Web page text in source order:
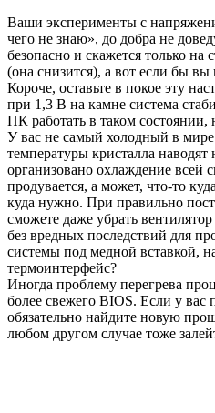
Ваши эксперименты с
чего не знаю», до добра не
безопасно и скажется только на
(она снизится), а вот если бы
Короче, оставьте в покое эту
при 1,3 В на камне система
ПК работать в таком состоянии,
У вас не самый холодный в мире
температуры кристалла
организовано охлаждение всей
продувается, а может, что-то
куда нужно. При правильно
сможете даже убрать
без вредных последствий для
системы под медной вставкой,
термоинтерфейс?
Иногда проблему перегрева
более свежего BIOS. Если у вас
обязательно найдите новую
любом другом случае тоже